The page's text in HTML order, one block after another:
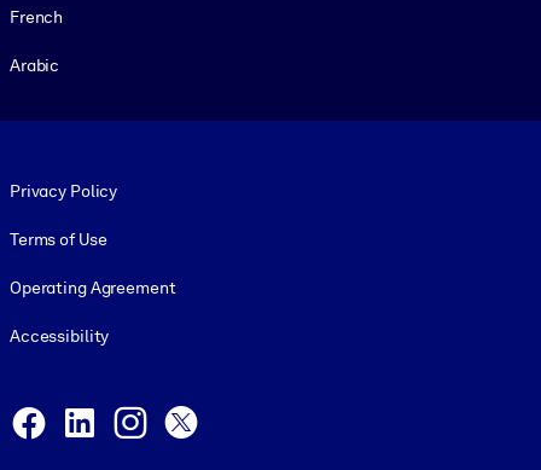
French
Arabic
Privacy Policy
Terms of Use
Operating Agreement
Accessibility
Facebook
LinkedInInstagram